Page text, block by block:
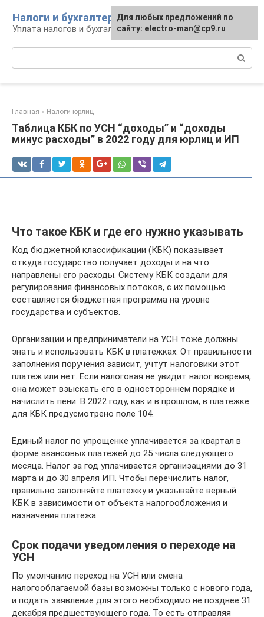
контенту
Налоги и бухгалтерия
Уплата налогов и бухгалтерская отчётность
Главная » Налоги юрлиц
Таблица КБК по УСН “доходы” и “доходы
минус расходы” в 2022 году для юрлиц и ИП
Что такое КБК и где его нужно указывать
Код бюджетной классификации (КБК) показывает
откуда государство получает доходы и на что
направлены его расходы. Систему КБК создали для
регулирования финансовых потоков, с их помощью
составляется бюджетная программа на уровне
государства и субъектов.
Организации и предприниматели на УСН тоже должны
знать и использовать КБК в платежках. От правильности
заполнения поручения зависит, учтут налоговики этот
платеж или нет. Если налоговая не увидит налог вовремя,
она может взыскать его в одностороннем порядке и
начислить пени. В 2022 году, как и в прошлом, в платежке
для КБК предусмотрено поле 104.
Единый налог по упрощенке уплачивается за квартал в
форме авансовых платежей до 25 числа следующего
месяца. Налог за год уплачивается организациями до 31
марта и до 30 апреля ИП. Чтобы перечислить налог,
правильно заполняйте платежку и указывайте верный
КБК в зависимости от объекта налогообложения и
назначения платежа.
Срок подачи уведомления о переходе на
УСН
По умолчанию переход на УСН или смена
налогооблагаемой базы возможны только с нового года,
и подать заявление для этого необходимо не позднее 31
декабря предшествующего года. То есть отправляя
Для любых предложений по
сайту: electro-man@cp9.ru